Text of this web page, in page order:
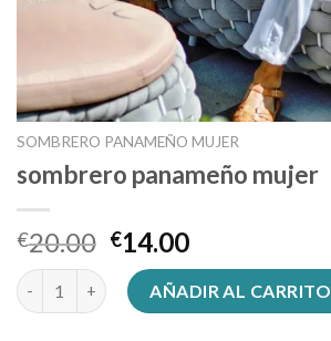
SOMBRERO PANAMEÑO MUJER
sombrero panameño mujer
€20.00 €14.00
sombrero panameño mujer cantidad
AÑADIR AL CARRITO